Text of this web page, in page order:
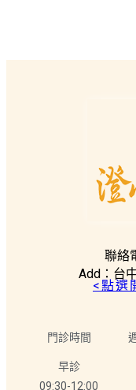
聯絡
Add：台
<點選
門診時間
早診
09:30-12:00